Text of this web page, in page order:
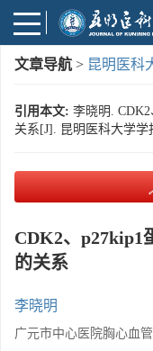
文章导航 > 昆明医科
引用本文: 李晓明.
关系[J]. 昆明医科大学学
CDK2、p27kip1
的关系
李晓明
广元市中心医院胸心血